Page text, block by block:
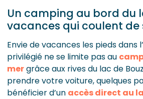
Un camping au bord du
vacances qui coulent de
Envie de vacances les pieds dans
privilégié ne se limite pas au
mergrâce aux rives du lac de
prendre votre voiture, quelques
bénéficier d’un accès direct au